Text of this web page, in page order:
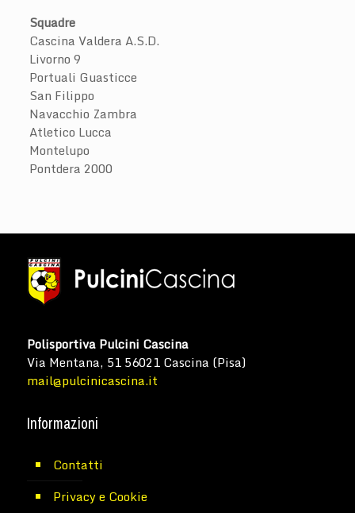
Squadre
Cascina Valdera A.S.D.
Livorno 9
Portuali Guasticce
San Filippo
Navacchio Zambra
Atletico Lucca
Montelupo
Pontdera 2000
Polisportiva Pulcini Cascina
Via Mentana, 51 56021 Cascina (Pisa)
mail@pulcinicascina.it
Informazioni
Contatti
Privacy e Cookie